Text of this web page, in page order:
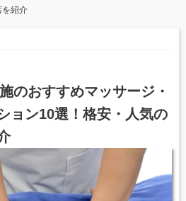
を紹介
のおすすめマッサージ・
ョン10選！格安・人気の